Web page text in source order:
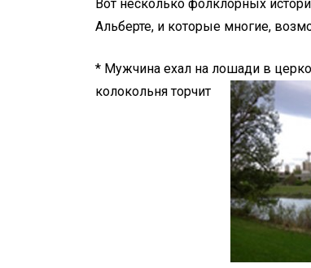
Вот несколько фолклорных
Альберте, и которые многие,
* Мужчина ехал на лошади в
колокольня торчит